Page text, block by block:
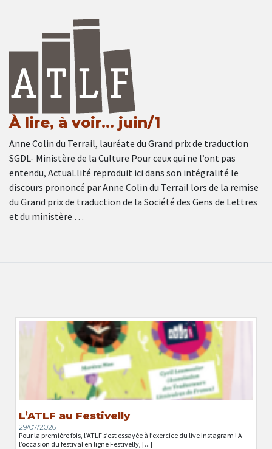
À lire, à voir… juin/1
Anne Colin du Terrail, lauréate du Grand prix de traduction
SGDL- Ministère de la Culture Pour ceux qui ne l’ont pas
entendu, ActuaLlité reproduit ici dans son intégralité le
discours prononcé par Anne Colin du Terrail lors de la remise
du Grand prix de traduction de la Société des Gens de Lettres
et du ministère …
L’ATLF au Festivelly
29/07/2026
Pour la première fois, l’ATLF s’est essayée à l’exercice du live Instagram ! A
l’occasion du festival en ligne Festivelly, [...]